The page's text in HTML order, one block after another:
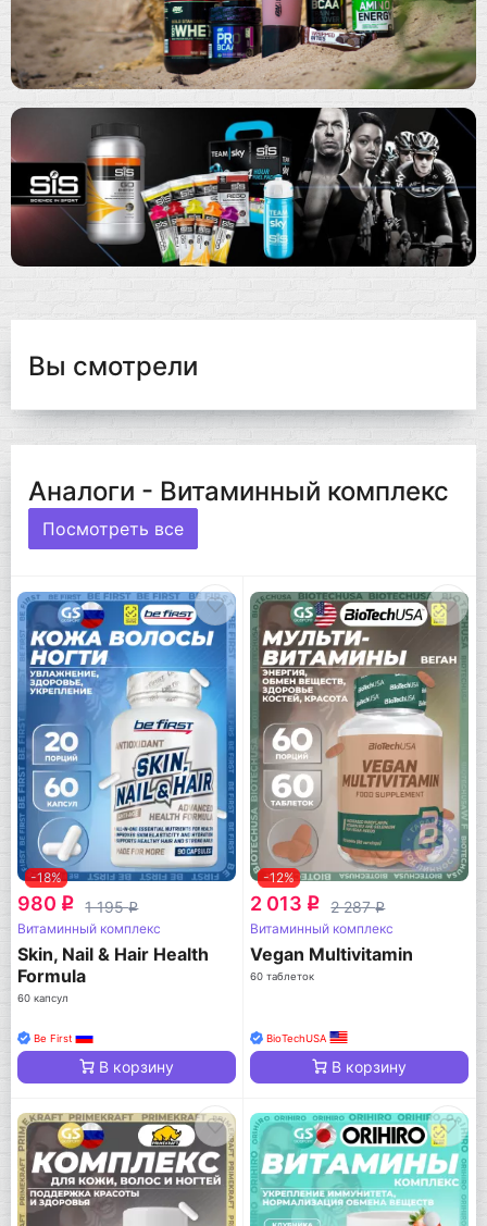
Вы смотрели
Аналоги - Витаминный комплекс
Посмотреть все
-18%
980 q 1 195q
Витаминный комплекс
Skin, Nail & Hair Health
Formula
60 капсул
Be First
В корзину
-12%
2 013 q 2 287q
Витаминный комплекс
Vegan Multivitamin
60 таблеток
BioTechUSA
В корзину